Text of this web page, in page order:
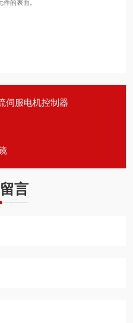
的表面。
伺服电机控制器
言